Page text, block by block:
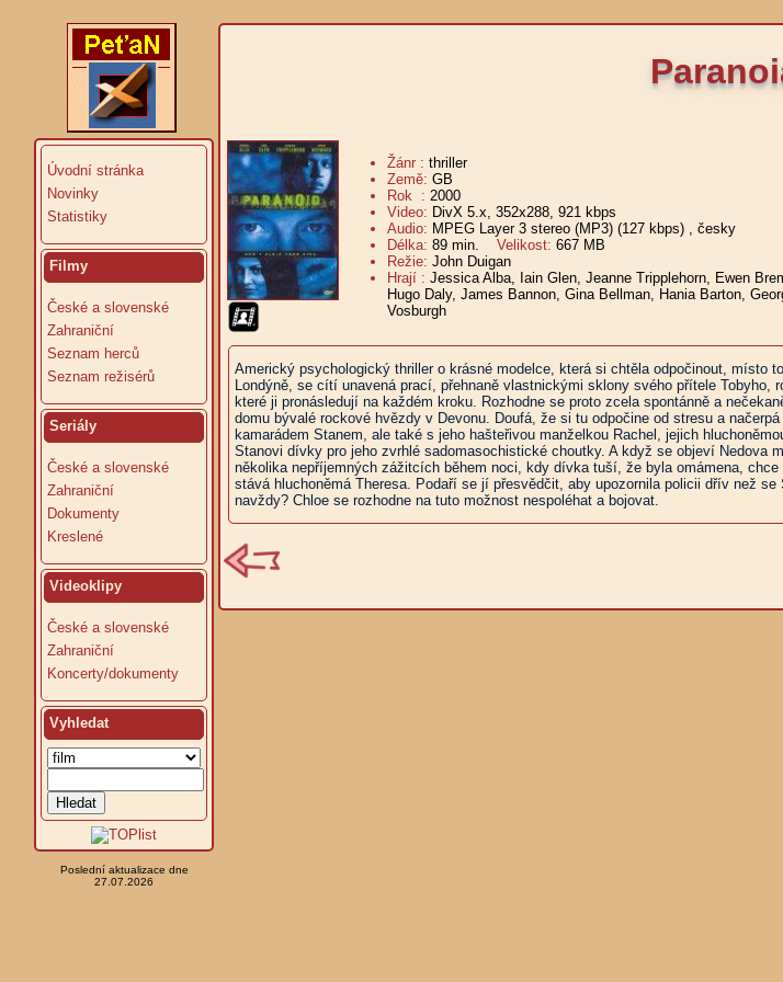
Úvodní stránka
Novinky
Statistiky
Filmy
České a slovenské
Zahraniční
Seznam herců
Seznam režisérů
Seriály
České a slovenské
Zahraniční
Dokumenty
Kreslené
Videoklipy
České a slovenské
Zahraniční
Koncerty/dokumenty
Vyhledat
Poslední aktualizace dne
27.07.2026
Žánr : thriller
Země: GB
Rok : 2000
Video: DivX 5.x, 352x288, 921 kbps
Audio: MPEG Layer 3 stereo (MP3) (127 kbps) , česky
Délka: 89 min. Velikost: 667 MB
Režie: John Duigan
Hrají : Jessica Alba, Iain Glen, Jeanne Tripplehorn, Ewen
Hugo Daly, James Bannon, Gina Bellman, Hania Barton,
Vosburgh
Americký psychologický thriller o krásné modelce, která si chtěla odpočinout, místo
Londýně, se cítí unavená prací, přehnaně vlastnickými sklony svého přítele
které ji pronásledují na každém kroku. Rozhodne se proto zcela spontánně a
domu bývalé rockové hvězdy v Devonu. Doufá, že si tu odpočine od stresu a
kamarádem Stanem, ale také s jeho hašteřivou manželkou Rachel, jejich
Stanovi dívky pro jeho zvrhlé sadomasochistické choutky. A když se objeví Nedova
několika nepříjemných zážitcích během noci, kdy dívka tuší, že byla omámena,
stává hluchoněmá Theresa. Podaří se jí přesvědčit, aby upozornila policii dřív než
navždy? Chloe se rozhodne na tuto možnost nespoléhat a bojovat.